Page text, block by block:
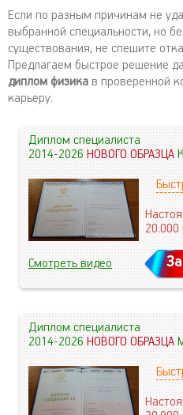
Если по разным причинам не
выбранной специальности, но
существования, не спешите
Предлагаем быстрое решение
диплом физика в проверенной
карьеру.
Диплом специалиста
2014-2026НОВОГО ОБРАЗЦА
20.000
Смотреть видео
Диплом специалиста
2014-2026НОВОГО ОБРАЗЦА